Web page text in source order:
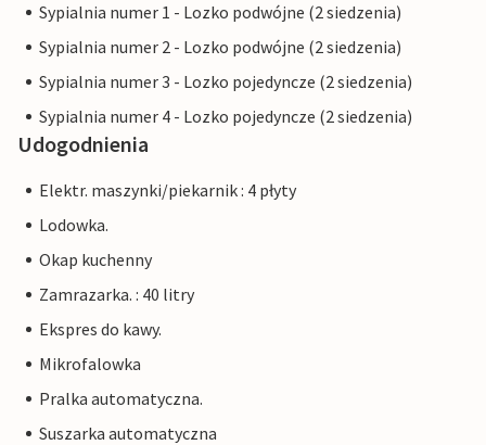
Sypialnia numer 1 - Lozko podwójne (2 siedzenia)
Sypialnia numer 2 - Lozko podwójne (2 siedzenia)
Sypialnia numer 3 - Lozko pojedyncze (2 siedzenia)
Sypialnia numer 4 - Lozko pojedyncze (2 siedzenia)
Udogodnienia
Elektr. maszynki/piekarnik : 4 płyty
Lodowka.
Okap kuchenny
Zamrazarka. : 40 litry
Ekspres do kawy.
Mikrofalowka
Pralka automatyczna.
Suszarka automatyczna